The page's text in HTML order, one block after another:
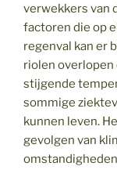
verwekkers van
factoren die op
regenval kan er
riolen overlopen
stijgende
sommige
kunnen leven.
gevolgen van